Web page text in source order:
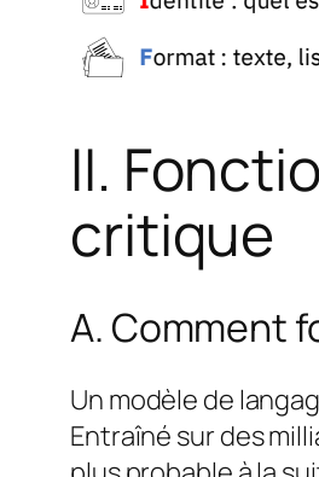
II.
critique
A. Comment
Un modèle de
Entraîné sur des